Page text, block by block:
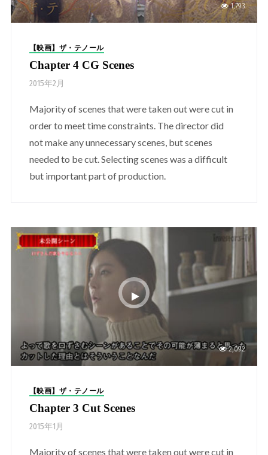
1,793
【映画】ザ・テノール
Chapter 4 CG Scenes
2015年2月
Majority of scenes that were taken out were cut in
order to meet time constraints. The director did
not make any unnecessary scenes, but scenes
needed to be cut. Selecting scenes was a difficult
but important part of production.
2,092
【映画】ザ・テノール
Chapter 3 Cut Scenes
2015年1月
Majority of scenes that were taken out were cut in